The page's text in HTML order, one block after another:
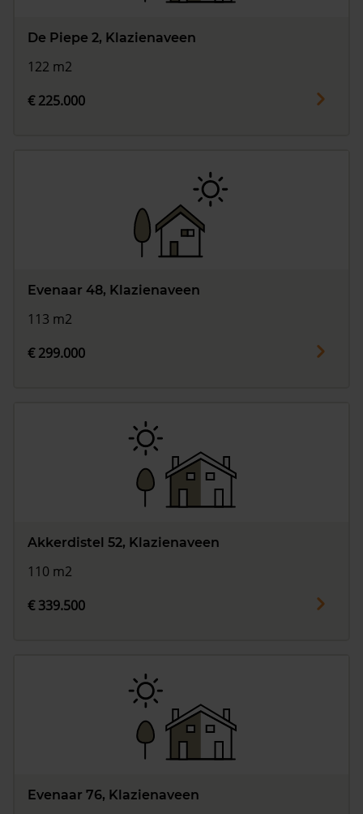
De Piepe 2, Klazienaveen
122 m2
€ 225.000
Evenaar 48, Klazienaveen
113 m2
€ 299.000
Akkerdistel 52, Klazienaveen
110 m2
€ 339.500
Evenaar 76, Klazienaveen